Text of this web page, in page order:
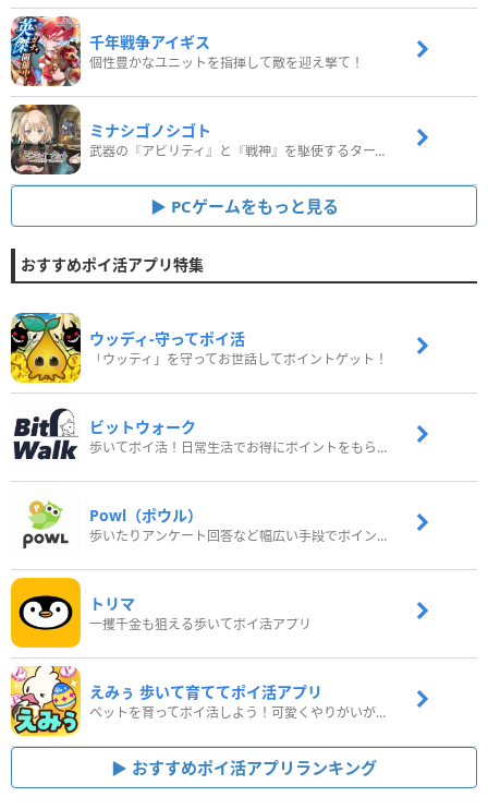
千年戦争アイギス
個性豊かなユニットを指揮して敵を迎え撃て！
ミナシゴノシゴト
武器の『アビリティ』と『戦神』を駆使するターン制コマンドバトルRPG！
PCゲームをもっと見る
おすすめポイ活アプリ特集
ウッディ‐守ってポイ活
「ウッディ」を守ってお世話してポイントゲット！
ビットウォーク
歩いてポイ活！日常生活でお得にポイントをもらおう
Powl（ポウル）
歩いたりアンケート回答など幅広い手段でポイントをゲット
トリマ
一攫千金も狙える歩いてポイ活アプリ
えみぅ 歩いて育ててポイ活アプリ
ペットを育ってポイ活しよう！可愛くやりがいがある新感覚アプリ
おすすめポイ活アプリランキング